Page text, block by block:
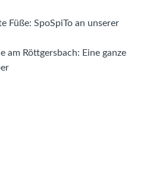
Füße: SpoSpiTo an unserer
am Röttgersbach: Eine ganze